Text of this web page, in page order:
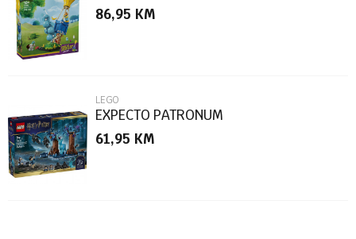
POŠALJI
86,95 KM
LEGO
EXPECTO PATRONUM
61,95 KM